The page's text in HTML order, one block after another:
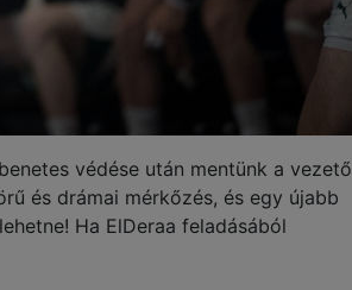
védése után mentünk a vezető
és drámai mérkőzés, és egy újabb
Ha ElDeraa feladásából